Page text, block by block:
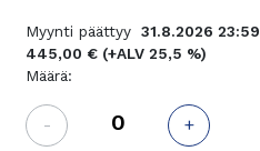
Myynti päättyy 31.8.2026 23:59
445,00 € (+ALV 25,5 %)
Määrä:
- +